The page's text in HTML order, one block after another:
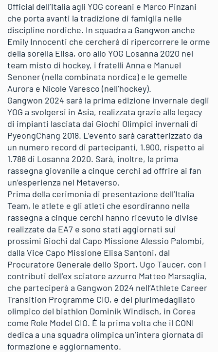
Official dell’Italia agli YOG coreani e Marco Pinzani
che porta avanti la tradizione di famiglia nelle
discipline nordiche. In squadra a Gangwon anche
Emily Innocenti che cercherà di ripercorrere le orme
della sorella Elisa, oro allo YOG Losanna 2020 nel
team misto di hockey, i fratelli Anna e Manuel
Senoner (nella combinata nordica) e le gemelle
Aurora e Nicole Varesco (nell’hockey).
Gangwon 2024 sarà la prima edizione invernale degli
YOG a svolgersi in Asia, realizzata grazie alla legacy
di impianti lasciata dai Giochi Olimpici invernali di
PyeongChang 2018. L’evento sarà caratterizzato da
un numero record di partecipanti, 1.900, rispetto ai
1.788 di Losanna 2020. Sarà, inoltre, la prima
rassegna giovanile a cinque cerchi ad offrire ai fan
un’esperienza nel Metaverso.
Prima della cerimonia di presentazione dell’Italia
Team, le atlete e gli atleti che esordiranno nella
rassegna a cinque cerchi hanno ricevuto le divise
realizzate da EA7 e sono stati aggiornati sui
prossimi Giochi dal Capo Missione Alessio Palombi,
dalla Vice Capo Missione Elisa Santoni, dal
Procuratore Generale dello Sport, Ugo Taucer, con i
contributi dell’ex sciatore azzurro Matteo Marsaglia,
che parteciperà a Gangwon 2024 nell’Athlete Career
Transition Programme CIO, e del plurimedagliato
olimpico del biathlon Dominik Windisch, in Corea
come Role Model CIO. È la prima volta che il CONI
dedica a una squadra olimpica un’intera giornata di
formazione e aggiornamento.